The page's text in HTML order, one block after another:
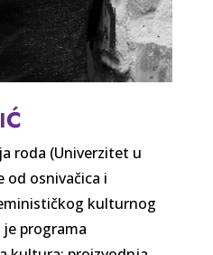
roda (Univerzitet u
od osnivačica i
kulturnog
programa